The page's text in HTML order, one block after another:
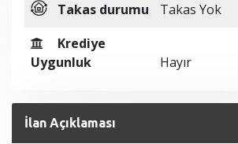
Takas durumu
Takas Yok
Krediye
Uygunluk
Hayır
İlan Açıklaması